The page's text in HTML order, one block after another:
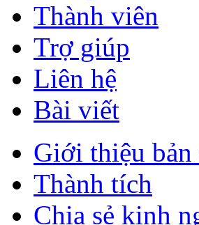
Thành viên
Trợ giúp
Liên hệ
Bài viết
Giới thiệu bản
Thành tích
Chia sẻ kinh